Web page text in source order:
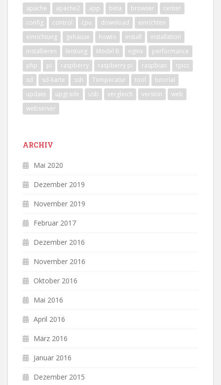
apache
apache2 app beta browser
center
config
control cpu download
einrichten
einrichtung
gehäuse howto install
installation
installieren
leistung Model B nginx
performance
php
pi raspberry raspberry pi raspbian
rpicc
sd
sd-karte ssh Temperatur tool
tutorial
update
upgrade usb vergleich version
web
webserver
ARCHIV
Mai 2020
Dezember 2019
November 2019
Februar 2017
Dezember 2016
November 2016
Oktober 2016
Mai 2016
April 2016
März 2016
Januar 2016
Dezember 2015